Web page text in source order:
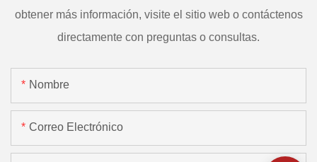
obtener más información, visite el sitio web o contáctenos
directamente con preguntas o consultas.
Nombre
Correo Electrónico